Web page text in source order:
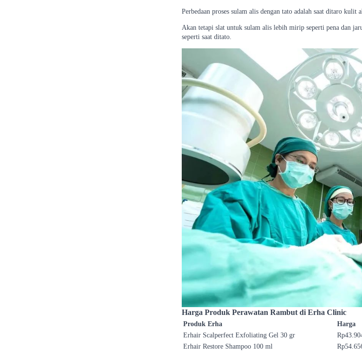
Perbedaan proses sulam alis dengan tato adalah saat ditaro
Akan tetapi slat untuk sulam alis lebih mirip seperti pena dan
seperti saat ditato.
Harga Produk Perawatan Rambut di Erha Clinic
Produk Erha
Harga
Erhair Scalperfect Exfoliating Gel 30 gr
Erhair Restore Shampoo 100 ml